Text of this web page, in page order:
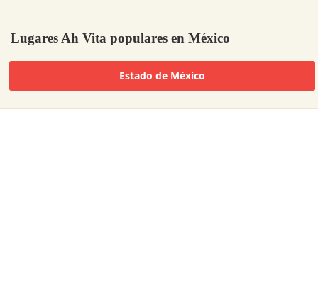
Lugares Ah Vita populares en México
Estado de México